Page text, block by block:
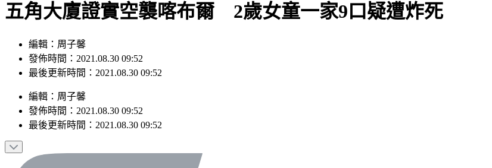
五角大廈證實空襲喀布爾 2歲女童一家9口疑遭炸死
編輯：周子馨
發佈時間：2021.08.30 09:52
最後更新時間：2021.08.30 09:52
編輯 ： 周子馨
發佈時間： 2021.08.30 09:52
最後更新時間： 2021.08.30 09:52